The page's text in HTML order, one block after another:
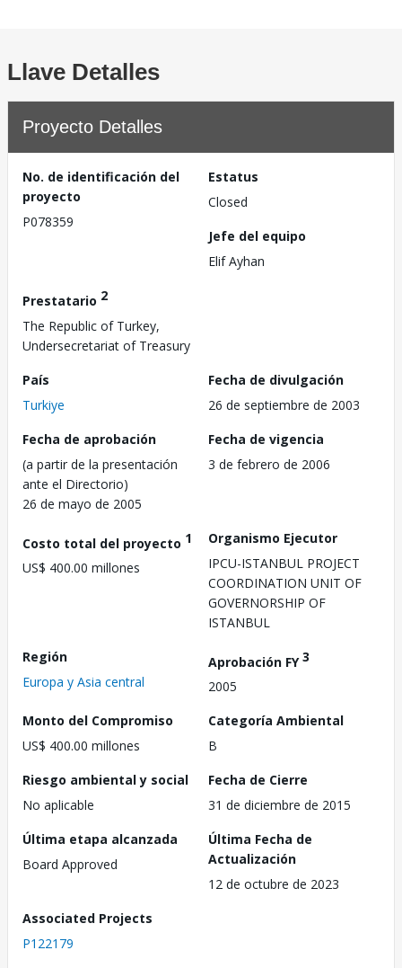
Llave Detalles
Proyecto Detalles
No. de identificación del
proyecto
P078359
Estatus
Closed
Jefe del equipo
Elif Ayhan
Prestatario 2
The Republic of Turkey,
Undersecretariat of Treasury
País
Turkiye
Fecha de divulgación
26 de septiembre de 2003
Fecha de aprobación
(a partir de la presentación
ante el Directorio)
26 de mayo de 2005
Fecha de vigencia
3 de febrero de 2006
Costo total del proyecto 1
US$ 400.00 millones
Organismo Ejecutor
IPCU-ISTANBUL PROJECT
COORDINATION UNIT OF
GOVERNORSHIP OF
ISTANBUL
Región
Europa y Asia central
Aprobación FY3
2005
Monto del Compromiso
US$ 400.00 millones
Categoría Ambiental
B
Riesgo ambiental y social
No aplicable
Fecha de Cierre
31 de diciembre de 2015
Última etapa alcanzada
Board Approved
Última Fecha de
Actualización
12 de octubre de 2023
Associated Projects
P122179